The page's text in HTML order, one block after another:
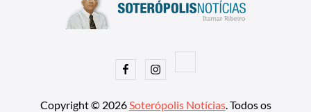
FacebookInstagram
Copyright © 2026 Soterópolis Notícias. Todos os